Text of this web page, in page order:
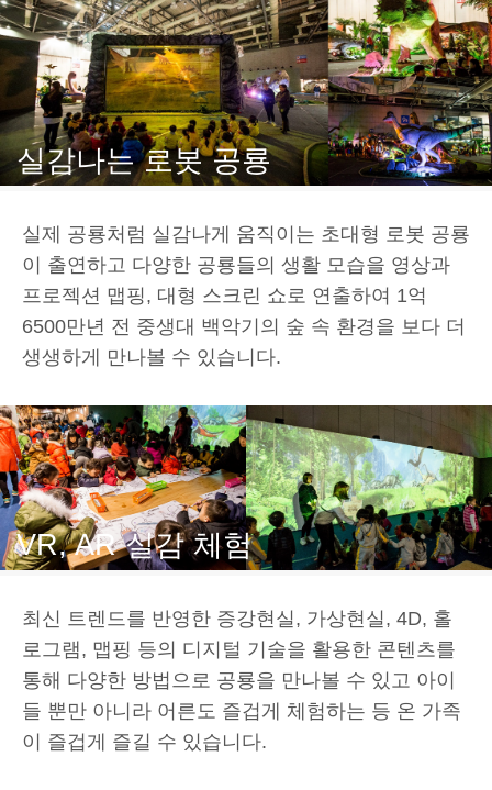
실감나는 로봇 공룡
실제 공룡처럼 실감나게 움직이는 초대형 로봇 공룡
이 출연하고 다양한 공룡들의 생활 모습을 영상과
프로젝션 맵핑, 대형 스크린 쇼로 연출하여 1억
6500만년 전 중생대 백악기의 숲 속 환경을 보다 더
생생하게 만나볼 수 있습니다.
VR, AR 실감 체험
최신 트렌드를 반영한 증강현실, 가상현실, 4D, 홀
로그램, 맵핑 등의 디지털 기술을 활용한 콘텐츠를
통해 다양한 방법으로 공룡을 만나볼 수 있고 아이
들 뿐만 아니라 어른도 즐겁게 체험하는 등 온 가족
이 즐겁게 즐길 수 있습니다.